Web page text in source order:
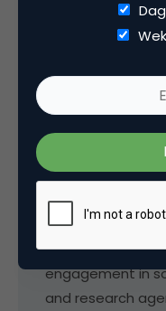
Hogeschool
emoties in
deelnemen aan dit
vier minuten.
Het volledige
Riedl is getiteld
characteristics
engagement in
and research